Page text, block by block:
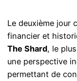
Le deuxième jour
financier et
The Shard, le
une perspective
permettant de